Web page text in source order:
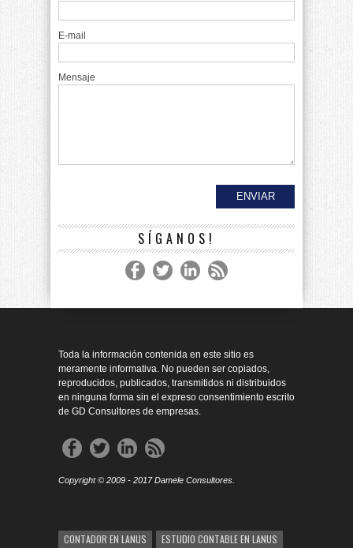
E-mail
Mensaje
SÍGANOS!
Toda la información contenida en este sitio es
meramente informativa. No pueden ser copiados,
reproducidos, publicados, transmitidos ni distribuidos
en ninguna forma sin el expreso consentimiento escrito
de GD Consultores de empresas.
Copyright © 2009 - 2017 Damele Consultores.
CONTADOR EN LANUS ESTUDIO CONTABLE EN LANUS